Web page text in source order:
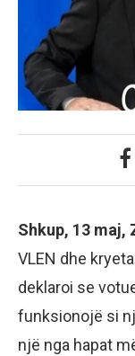
Shkup, 13 maj,
VLEN dhe
deklaroi se
funksionojë si
një nga hapat